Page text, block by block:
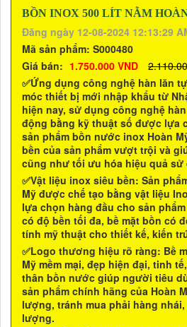
BỒN INOX 500 LÍT NẰM
Đăng ngày 12-08-2024 12:13:29
Mã sản phẩm: S000480
Giá bán: 1.750.000 VND
✅Ứng dụng công nghệ hàn lăn
móc thiết bị mới nhập khẩu từ
hiện nay, sử dụng công nghệ
động bằng kỹ thuật số được lựa
sản phẩm bồn nước inox Hoàn
bền của sản phẩm vượt trội và
cũng như tối ưu hóa hiệu quả sử
✅Vật liệu inox siêu bền: Sản
Mỹ được chế tạo bằng vật liệu
lựa chọn hàng đầu cho sản
có độ bền tối đa, bề mặt bồn có
tính mỹ thuật cho thiết kế, kiến
✅Logo thương hiệu rõ ràng: Bề
Mỹ mềm mại, đẹp hiện đại, tinh
thân bồn nước giúp người tiêu
sản phẩm chính hãng của Hoàn
lượng, tránh mua phải hàng
lượng.